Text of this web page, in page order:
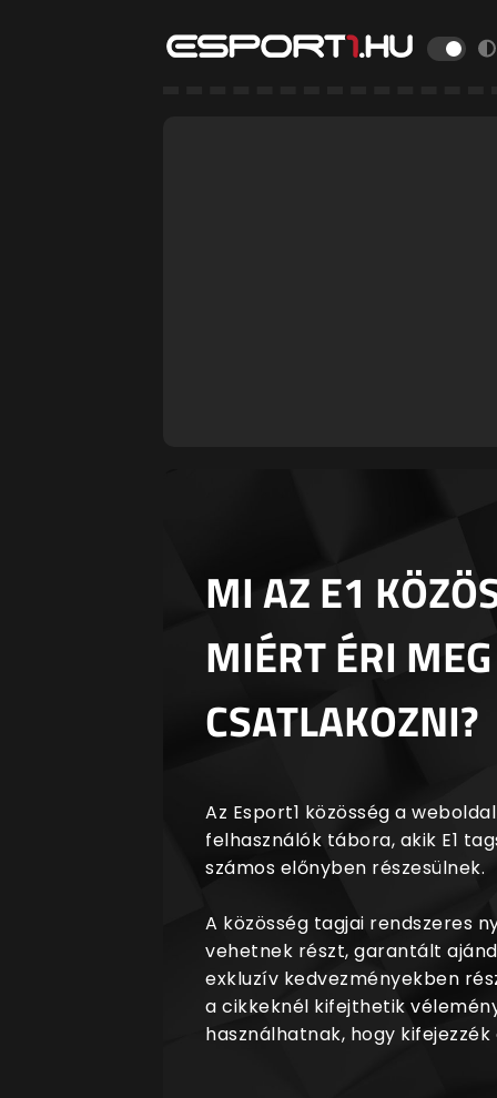
MI AZ E1
MIÉRT ÉRI MEG
CSATLAKOZNI?
Az Esport1 közösség a
felhasználók tábora, akik E1
számos előnyben részesülnek.
A közösség tagjai rendszeres
vehetnek részt, garantált
exkluzív kedvezményekben
a cikkeknél kifejthetik
használhatnak, hogy